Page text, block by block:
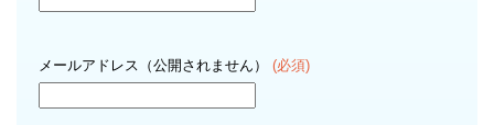
メールアドレス（公開されません） (必須)